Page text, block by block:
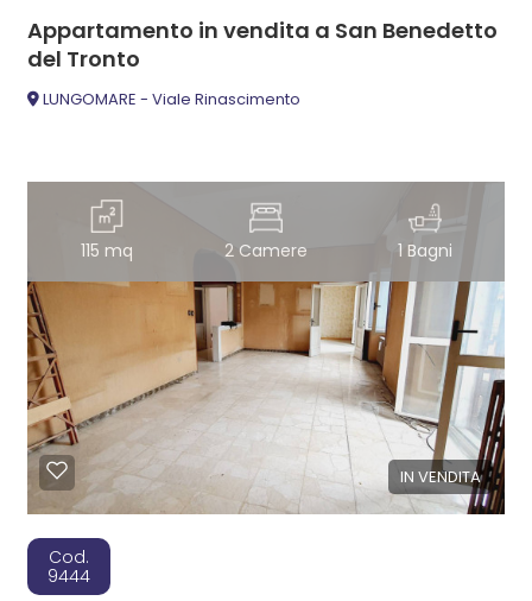
Appartamento in vendita a San Benedetto
del Tronto
LUNGOMARE - Viale Rinascimento
115 mq 2 Camere 1 Bagni
IN VENDITA
Cod.
9444